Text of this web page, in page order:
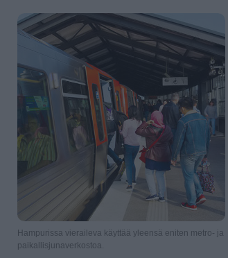
Hampurissa vieraileva käyttää yleensä eniten metro- ja
paikallisjunaverkostoa.